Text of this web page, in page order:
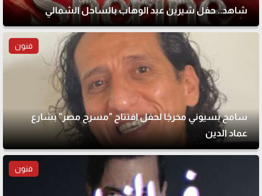
شاهد.. حفل شيرين عبد الوهاب بالساحل الشمالي
فنون
سامح بسيوني مخرجًا لحفل افتتاح "مسرح مصر" بشارع
عماد الدين
فنون